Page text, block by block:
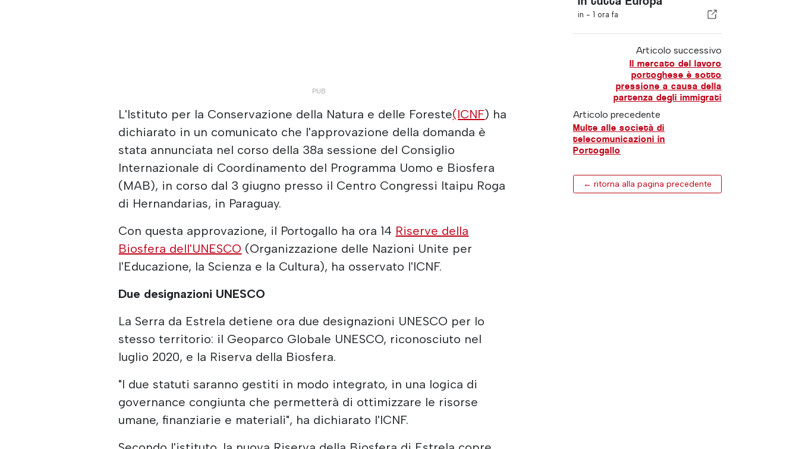
L'Istituto per la Conservazione della Natura e delle Foreste(ICNF) ha
dichiarato in un comunicato che l'approvazione della domanda è
stata annunciata nel corso della 38a sessione del Consiglio
Internazionale di Coordinamento del Programma Uomo e Biosfera
(MAB), in corso dal 3 giugno presso il Centro Congressi Itaipu Roga
di Hernandarias, in Paraguay.
Con questa approvazione, il Portogallo ha ora 14 Riserve della
Biosfera dell'UNESCO (Organizzazione delle Nazioni Unite per
l'Educazione, la Scienza e la Cultura), ha osservato l'ICNF.
Due designazioni UNESCO
La Serra da Estrela detiene ora due designazioni UNESCO per lo
stesso territorio: il Geoparco Globale UNESCO, riconosciuto nel
luglio 2020, e la Riserva della Biosfera.
"I due statuti saranno gestiti in modo integrato, in una logica di
governance congiunta che permetterà di ottimizzare le risorse
umane, finanziarie e materiali", ha dichiarato l'ICNF.
in - 1 ora fa
Articolo successivo
Il mercato del lavoro
portoghese è sotto
pressione a causa della
partenza degli immigrati
Articolo precedente
Multe alle società di
telecomunicazioni in
Portogallo
← ritorna alla pagina precedente